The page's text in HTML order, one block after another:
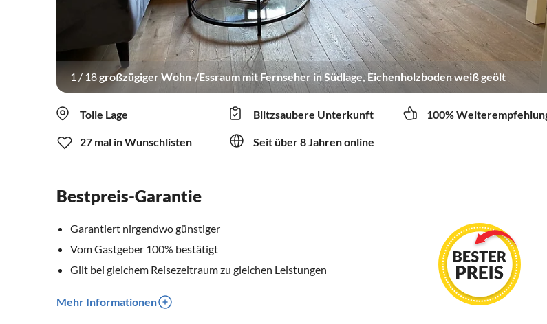
1 / 18großzügiger Wohn-/Essraum mit Fernseher in Südlage, Eichenholzboden weiß geölt
Tolle Lage Blitzsaubere Unterkunft 100%
27 mal in Wunschlisten Seit über 8 Jahren online
Bestpreis-Garantie
Garantiert nirgendwo günstiger
Vom Gastgeber 100% bestätigt
Gilt bei gleichem Reisezeitraum zu gleichen Leistungen
Mehr Informationen